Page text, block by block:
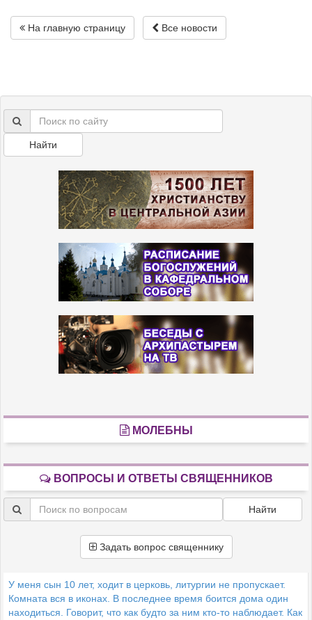
На главную страницу Все новости
Найти
МОЛЕБНЫ
ВОПРОСЫ И ОТВЕТЫ СВЯЩЕННИКОВ
Найти
Задать вопрос священнику
У меня сын 10 лет, ходит в церковь, литургии не пропускает.
Комната вся в иконах. В последнее время боится дома один
находиться. Говорит, что как будто за ним кто-то наблюдает. Как